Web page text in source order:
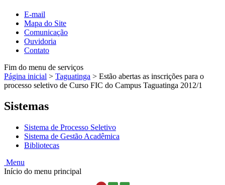
E-mail
Mapa do Site
Comunicação
Ouvidoria
Contato
Fim do menu de serviços
Página inicial > Taguatinga > Estão abertas as inscrições para o
processo seletivo de Curso FIC do Campus Taguatinga 2012/1
Sistemas
Sistema de Processo Seletivo
Sistema de Gestão Acadêmica
Bibliotecas
Menu
Início do menu principal